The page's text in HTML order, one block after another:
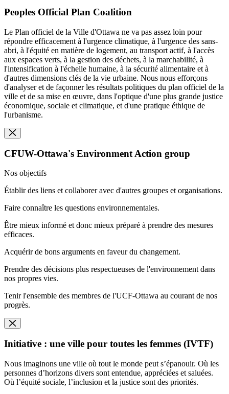
Peoples Official Plan Coalition
Le Plan officiel de la Ville d'Ottawa ne va pas assez loin pour
répondre efficacement à l'urgence climatique, à l'urgence des sans-
abri, à l'équité en matière de logement, au transport actif, à l'accès
aux espaces verts, à la gestion des déchets, à la marchabilité, à
l'intensification à l'échelle humaine, à la sécurité alimentaire et à
d'autres dimensions clés de la vie urbaine. Nous nous efforçons
d'analyser et de façonner les résultats politiques du plan officiel de la
ville et de sa mise en œuvre, dans l'optique d'une plus grande justice
économique, sociale et climatique, et d'une pratique éthique de
l'urbanisme.
CFUW-Ottawa's Environment Action group
Nos objectifs
Établir des liens et collaborer avec d'autres groupes et organisations.
Faire connaître les questions environnementales.
Être mieux informé et donc mieux préparé à prendre des mesures
efficaces.
Acquérir de bons arguments en faveur du changement.
Prendre des décisions plus respectueuses de l'environnement dans
nos propres vies.
Tenir l'ensemble des membres de l'UCF-Ottawa au courant de nos
progrès.
Initiative : une ville pour toutes les femmes (IVTF)
Nous imaginons une ville où tout le monde peut s’épanouir. Où les
personnes d’horizons divers sont entendue, appréciées et saluées.
Où l’équité sociale, l’inclusion et la justice sont des priorités.